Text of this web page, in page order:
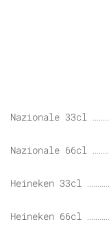
Nazionale 33cl
Nazionale 66cl
Heineken 33cl
Heineken 66cl